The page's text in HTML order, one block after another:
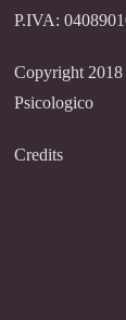
P.IVA:
Copyright 2018
Psicologico
Credits